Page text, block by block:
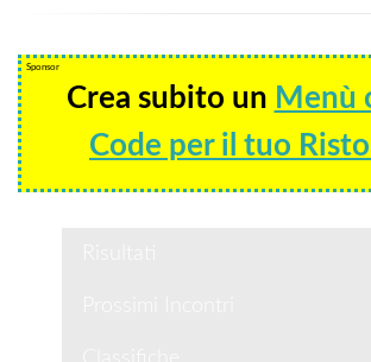
Sponsor
Crea subito un Menù
Code per il tuo